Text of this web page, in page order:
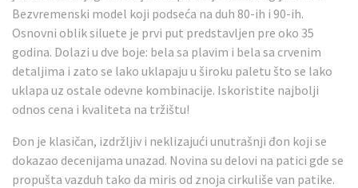
Bezvremenski model koji podseća na duh 80-ih i 90-ih.
Osnovni oblik siluete je prvi put predstavljen pre oko 35
godina. Dolazi u dve boje: bela sa plavim i bela sa crvenim
detaljima i zato se lako uklapaju u široku paletu što se lako
uklapa uz ostale odevne kombinacije. Iskoristite najbolji
odnos cena i kvaliteta na tržištu!
Đon je klasičan, izdržljiv i neklizajući unutrašnji đon koji se
dokazao decenijama unazad. Novina su delovi na patici gde se
propušta vazduh tako da miris od znoja cirkuliše van patike.